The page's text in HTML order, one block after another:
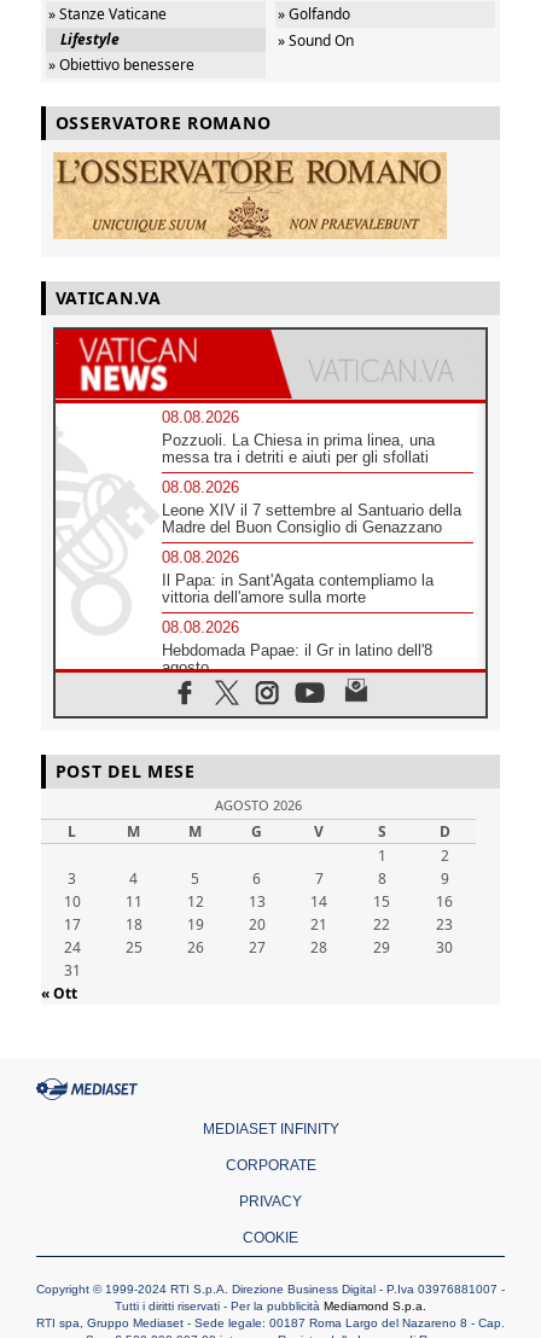
» Stanze Vaticane
Lifestyle
» Obiettivo benessere
» Golfando
» Sound On
OSSERVATORE ROMANO
VATICAN.VA
08.08.2026
Pozzuoli. La Chiesa in prima linea, una
messa tra i detriti e aiuti per gli sfollati
08.08.2026
Leone XIV il 7 settembre al Santuario della
Madre del Buon Consiglio di Genazzano
08.08.2026
Il Papa: in Sant'Agata contempliamo la
vittoria dell'amore sulla morte
08.08.2026
Hebdomada Papae: il Gr in latino dell'8
agosto
08.08.2026
Spin Time, Reina: Cristo non abita nei
senzatetto
08.08.2026
SIGNIS 2026, la comunicazione al servizio
del Vangelo
Argentina, l'arcivescovo Colombo: "La visita
del Papa messaggio di pace e dignità"
08.08.2026
Tonalestate 2026, i giovani sconfiggono la
Medio Oriente
POST DEL MESE
AGOSTO 2026
L M M G V S
D
1
2
3
4 5 6 7 8
9
10
11 12 13 14 15
16
17
18 19 20 21 22
23
24
25 26 27 28 29
30
31
« Ott
MEDIASET INFINITY
CORPORATE
PRIVACY
COOKIE
Copyright © 1999-2024 RTI S.p.A. Direzione Business Digital - P.Iva 03976881007 -
Tutti i diritti riservati - Per la pubblicità Mediamond S.p.a.
RTI spa, Gruppo Mediaset - Sede legale: 00187 Roma Largo del Nazareno 8 - Cap.